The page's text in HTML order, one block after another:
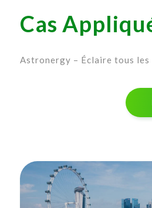
Cas
Astronergy – Éclaire tous les